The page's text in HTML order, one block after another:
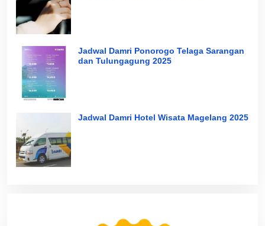
Jadwal Damri Ponorogo Telaga Sarangan
dan Tulungagung 2025
Jadwal Damri Hotel Wisata Magelang 2025